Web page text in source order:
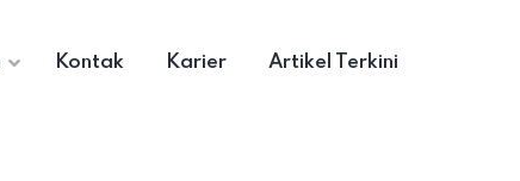
Kontak Karier Artikel Terkini